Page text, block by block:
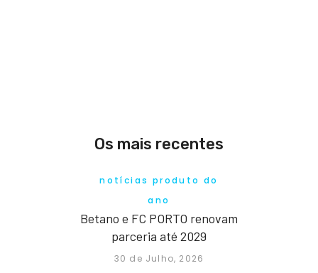
Os mais recentes
notícias produto do
ano
Betano e FC PORTO renovam
parceria até 2029
30 de Julho, 2026